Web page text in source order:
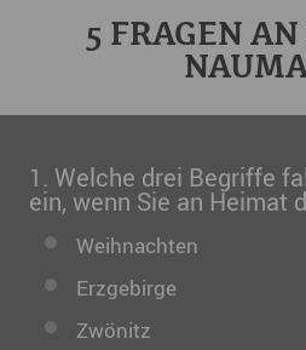
5 FRAGEN
1. Welche drei Begriffe
ein, wenn Sie an Heimat
Weihnachten
Erzgebirge
Zwönitz